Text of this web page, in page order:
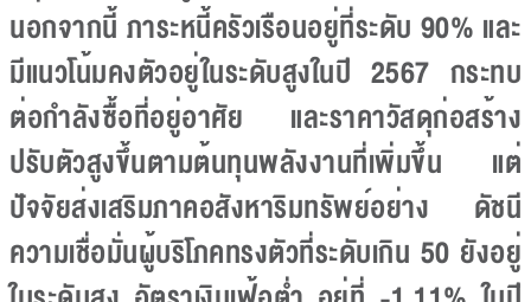
นอกจากนี้ ภาระหนี้ครัวเรือนอยู่ที่ระดับ 90% และ
มีแนวโน้มคงตัวอยู่ในระดับสูงในปี 2567 กระทบ
ต่อกำลังซื้อที่อยู่อาศัย และราคาวัสดุก่อสร้าง
ปรับตัวสูงขึ้นตามต้นทุนพลังงานที่เพิ่มขึ้น แต่
ปัจจัยส่งเสริมภาคอสังหาริมทรัพย์อย่าง ดัชนี
ความเชื่อมั่นผู้บริโภคทรงตัวที่ระดับเกิน 50 ยังอยู่